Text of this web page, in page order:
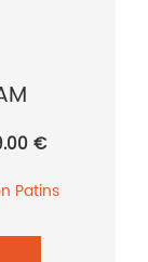
€
Patins